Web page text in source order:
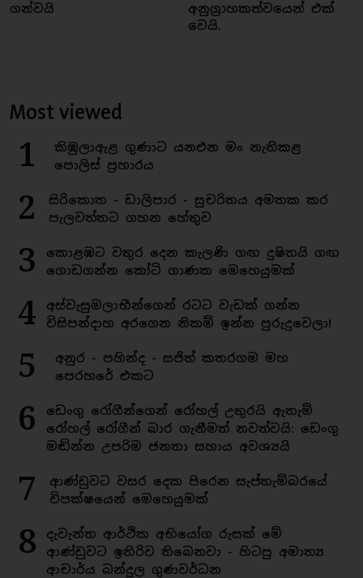
ගන්වයි
අනුග්‍රාහකත්වයෙන් එක්
වෙයි.
Most viewed
1
කිඹුලාඇළ ගුණාට යනඑන මං නැතිකළ
පොලිස් ප්‍රහාරය
2
සිරිකොත - ඩාලිපාර - සුචරිතය අමතක කර
පැලවත්තට ගහන හේතුව
3
කොළඹට වතුර දෙන කැලණි ගඟ දුෂිතයි ගඟ
ගොඩගන්න කෝටි ගාණක මෙහෙයුමක්
4
අස්වැසුමලාභීන්ගෙන් රටට වැඩක් ගන්න
විසිපන්දාහ අරගෙන නිකම් ඉන්න පුරුදුවෙලා!
5
අනුර - පහින්ද - සජිත් කතරගම මහ
පෙරහරේ එකට
6
ඩෙංගු රෝගීන්ගෙන් රෝහල් උතුරයි ඇතැම්
රෝහල් රෝගීන් බාර ගැනීමත් නවත්වයි: ඩෙංගු
මඬින්න උපරිම ජනතා සහාය අවශ්‍යයි
7
ආණ්ඩුවට වසර දෙක පිරෙන සැප්තැම්බරයේ
විපක්ෂයෙන් මෙහෙයුමක්
8
දැවැන්ත ආර්ථික අභියෝග රුසක් මේ
ආණ්ඩුවට ඉතිරිව තිබෙනවා - හිටපු අමාත්‍ය
ආචාර්ය බන්දුල ගුණවර්ධන